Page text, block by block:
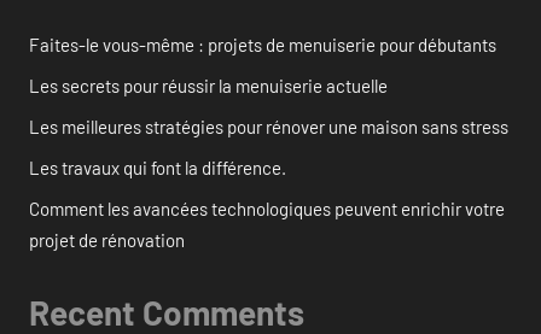
Faites-le vous-même : projets de menuiserie pour débutants
Les secrets pour réussir la menuiserie actuelle
Les meilleures stratégies pour rénover une maison sans stress
Les travaux qui font la différence.
Comment les avancées technologiques peuvent enrichir votre
projet de rénovation
Recent Comments